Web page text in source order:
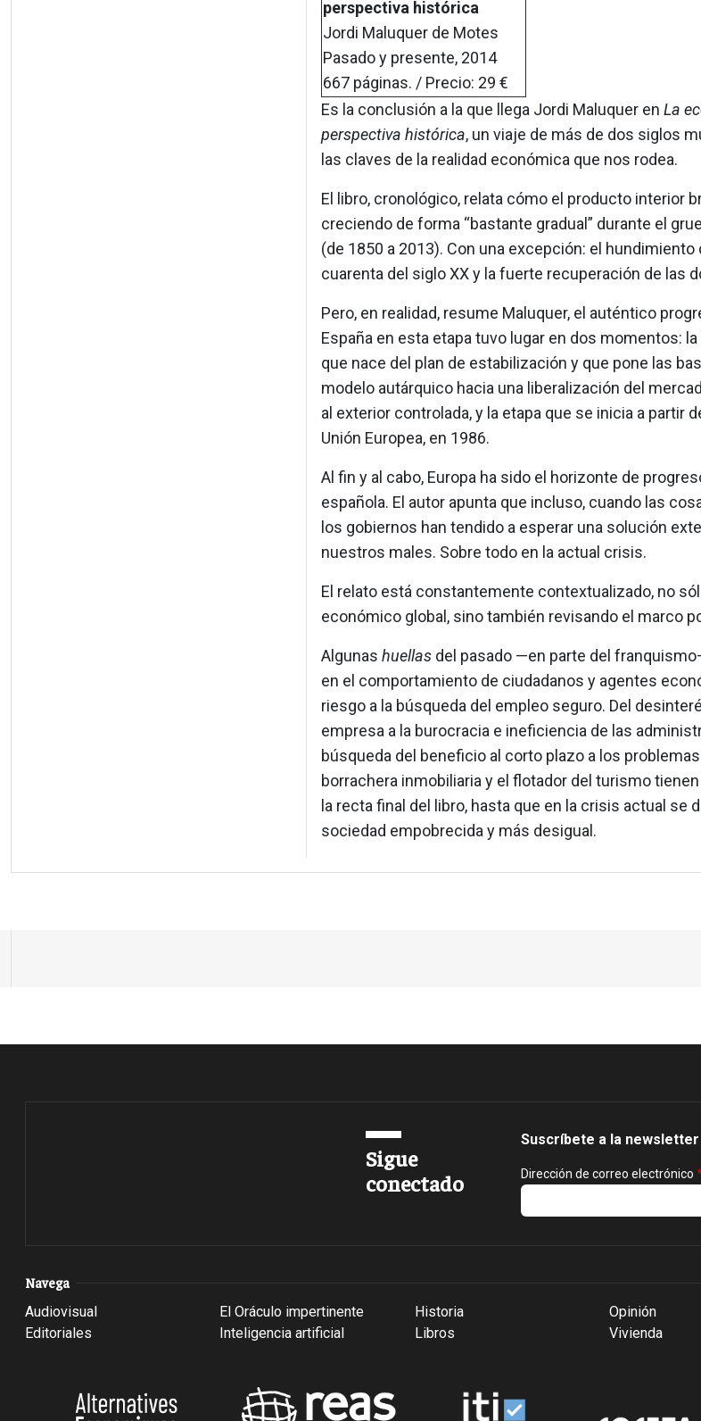
perspectiva histórica
Jordi Maluquer de Motes
Pasado y presente, 2014
667 páginas. / Precio: 29 €
Es la conclusión a la que llega Jordi Maluquer en La
perspectiva histórica, un viaje de más de dos siglos
las claves de la realidad económica que nos rodea.
El libro, cronológico, relata cómo el producto interior
creciendo de forma “bastante gradual” durante el
(de 1850 a 2013). Con una excepción: el
cuarenta del siglo XX y la fuerte recuperación de las
Pero, en realidad, resume Maluquer, el auténtico
España en esta etapa tuvo lugar en dos momentos:
que nace del plan de estabilización y que pone las
modelo autárquico hacia una liberalización del
al exterior controlada, y la etapa que se inicia a partir
Unión Europea, en 1986.
Al fin y al cabo, Europa ha sido el horizonte de
española. El autor apunta que incluso, cuando las
los gobiernos han tendido a esperar una solución
nuestros males. Sobre todo en la actual crisis.
El relato está constantemente contextualizado, no
económico global, sino también revisando el marco
Algunas huellasdel pasado —en parte del
en el comportamiento de ciudadanos y agentes
riesgo a la búsqueda del empleo seguro. Del
empresa a la burocracia e ineficiencia de las
búsqueda del beneficio al corto plazo a los
borrachera inmobiliaria y el flotador del turismo
la recta final del libro, hasta que en la crisis actual se
sociedad empobrecida y más desigual.
Sigue
conectado
Suscríbete a la newsletter
Dirección de correo electrónico
Navega
Audiovisual
Editoriales
El Oráculo impertinente
Inteligencia artificial
Historia
Libros
Opinión
Vivienda